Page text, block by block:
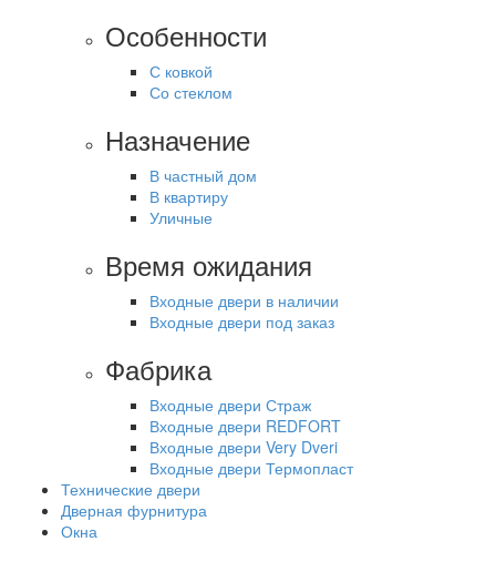
Особенности
С ковкой
Со стеклом
Назначение
В частный дом
В квартиру
Уличные
Время ожидания
Входные двери в наличии
Входные двери под заказ
Фабрика
Входные двери Страж
Входные двери REDFORT
Входные двери Very Dveri
Входные двери Термопласт
Технические двери
Дверная фурнитура
Окна